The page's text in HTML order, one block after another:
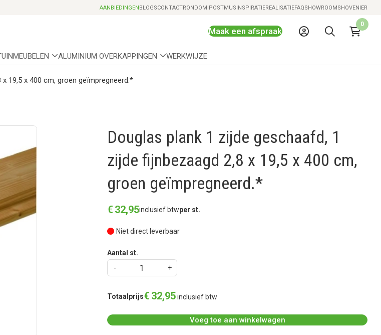
Snelle levering mogelijk
AANBIEDINGENBLOGSCONTACTRONDOM POSTMUSINSPIRATIEREALISATIEFAQSHOWROOMSHOVENIER
Maak een afspraak
0
ALUMINIUM OVERKAPPINGEN WERKWIJZE
19,5 x 400 cm, groen geïmpregneerd.*
Douglas plank 1 zijde geschaafd, 1
zijde fijnbezaagd 2,8 x 19,5 x 400 cm,
groen geïmpregneerd.*
€ 32,95inclusief btwper st.
Niet direct leverbaar
Aantal st.
Totaalprijs€ 32,95inclusief btw
Voeg toe aan winkelwagen